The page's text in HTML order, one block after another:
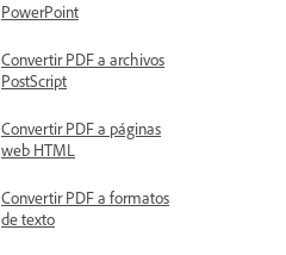
PowerPoint
Convertir PDF a archivos
PostScript
Convertir PDF a páginas
web HTML
Convertir PDF a formatos
de texto